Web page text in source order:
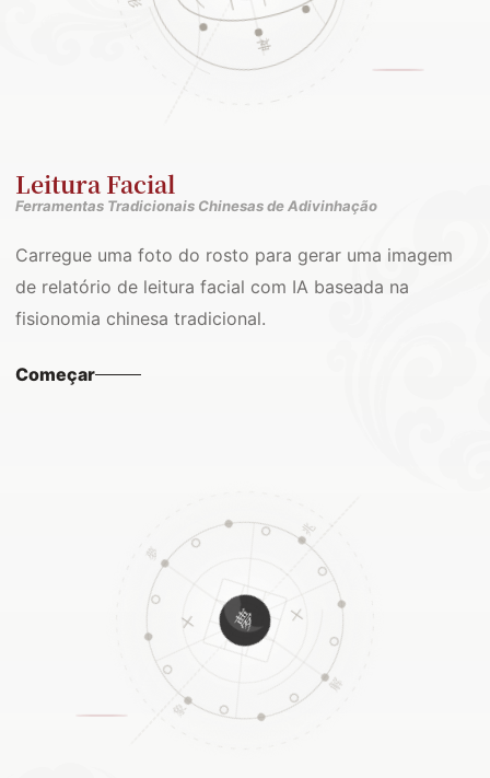
Leitura Facial
Ferramentas Tradicionais Chinesas de Adivinhação
Carregue uma foto do rosto para gerar uma imagem
de relatório de leitura facial com IA baseada na
fisionomia chinesa tradicional.
Começar